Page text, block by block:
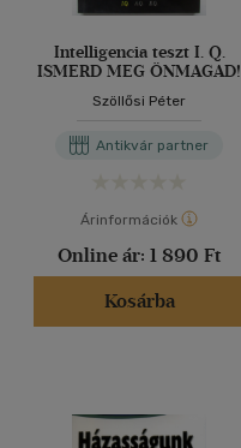
Intelligencia teszt I. Q.
ISMERD MEG ÖNMAGAD!
Szöllősi Péter
Antikvár partner
Árinformációk
Online ár: 1 890 Ft
Kosárba